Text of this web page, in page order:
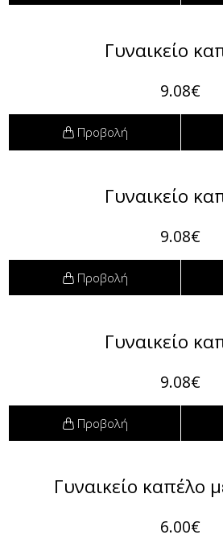
Γυναικείο
9.08€
Προβολή
Γυναικείο
9.08€
Προβολή
Γυναικείο
9.08€
Προβολή
Γυναικείο καπέλο
6.00€